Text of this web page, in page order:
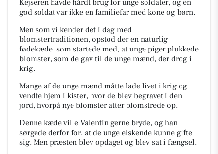
Kejseren havde hårdt brug for unge soldater, og en
god soldat var ikke en familiefar med kone og børn.
Men som vi kender det i dag med
blomstertraditionen, opstod der en naturlig
fødekæde, som startede med, at unge piger plukkede
blomster, som de gav til de unge mænd, der drog i
krig.
Mange af de unge mænd måtte lade livet i krig og
vendte hjem i kister, hvor de blev begravet i den
jord, hvorpå nye blomster atter blomstrede op.
Denne kæde ville Valentin gerne bryde, og han
sørgede derfor for, at de unge elskende kunne gifte
sig. Men præsten blev opdaget og blev sat i fængsel.